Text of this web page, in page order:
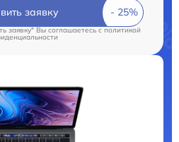
заявку
заявку" Вы соглашаетесь cполитикой